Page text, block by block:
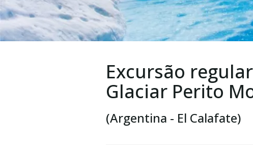
Excursão
Glaciar Perito
(Argentina - El Calafate)